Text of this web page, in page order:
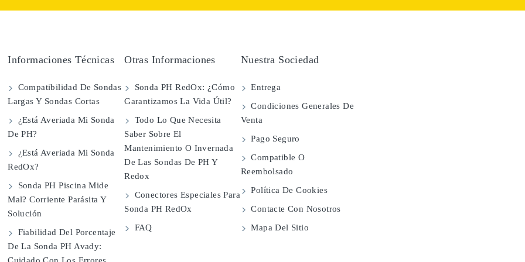
Informaciones Técnicas
Compatibilidad De Sondas
Largas Y Sondas Cortas
¿Está Averiada Mi Sonda
De PH?
¿Está Averiada Mi Sonda
RedOx?
Sonda PH Piscina Mide
Mal? Corriente Parásita Y
Solución
Fiabilidad Del Porcentaje
De La Sonda PH Avady:
Otras Informaciones
Sonda PH RedOx: ¿Cómo
Garantizamos La Vida Útil?
Todo Lo Que Necesita
Saber Sobre El
Mantenimiento O Invernada
De Las Sondas De PH Y
Redox
Conectores Especiales Para
Sonda PH RedOx
FAQ
Nuestra Sociedad
Entrega
Condiciones Generales De
Venta
Pago Seguro
Compatible O
Reembolsado
Política De Cookies
Contacte Con Nosotros
Mapa Del Sitio